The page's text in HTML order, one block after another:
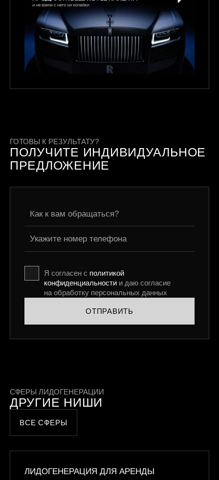
ГОТОВЫ К РЕЗУЛЬТАТУ?
ПОЛУЧИТЕ ИНДИВИДУАЛЬНОЕ
ПРЕДЛОЖЕНИЕ
ОТПРАВИТЬ
Я согласен с политикой
конфиденциальности и даю согласие
на обработку персональных данных
СФЕРЫ ЛИДОГЕНЕРАЦИИ
ДРУГИЕ НИШИ
ВСЕ СФЕРЫ
ЛИДОГЕНЕРАЦИЯ ДЛЯ АРЕНДЫ